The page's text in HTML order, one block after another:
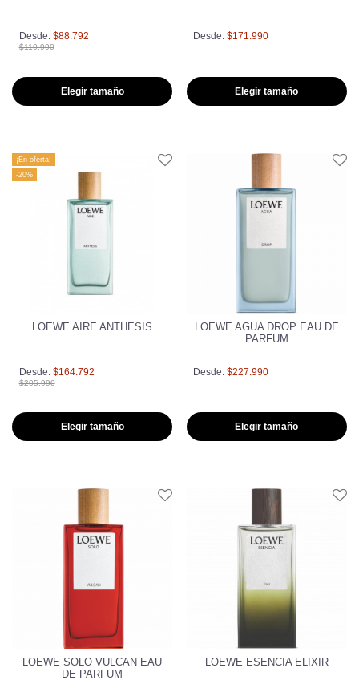
Desde:$88.792
$110.990
Elegir tamaño
Desde: $171.990
Elegir tamaño
¡En oferta!
-20%
LOEWE AIRE ANTHESIS
Desde:$164.792
$205.990
Elegir tamaño
LOEWE AGUA DROP EAU DE
PARFUM
Desde: $227.990
Elegir tamaño
LOEWE SOLO VULCAN EAU
DE PARFUM
LOEWE ESENCIA ELIXIR